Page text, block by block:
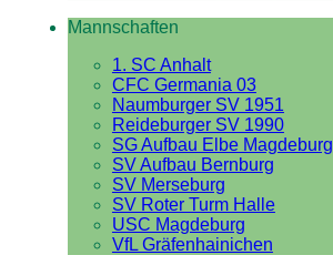
Mannschaften
1. SC Anhalt
CFC Germania 03
Naumburger SV 1951
Reideburger SV 1990
SG Aufbau Elbe Magdeburg
SV Aufbau Bernburg
SV Merseburg
SV Roter Turm Halle
USC Magdeburg
VfL Gräfenhainichen